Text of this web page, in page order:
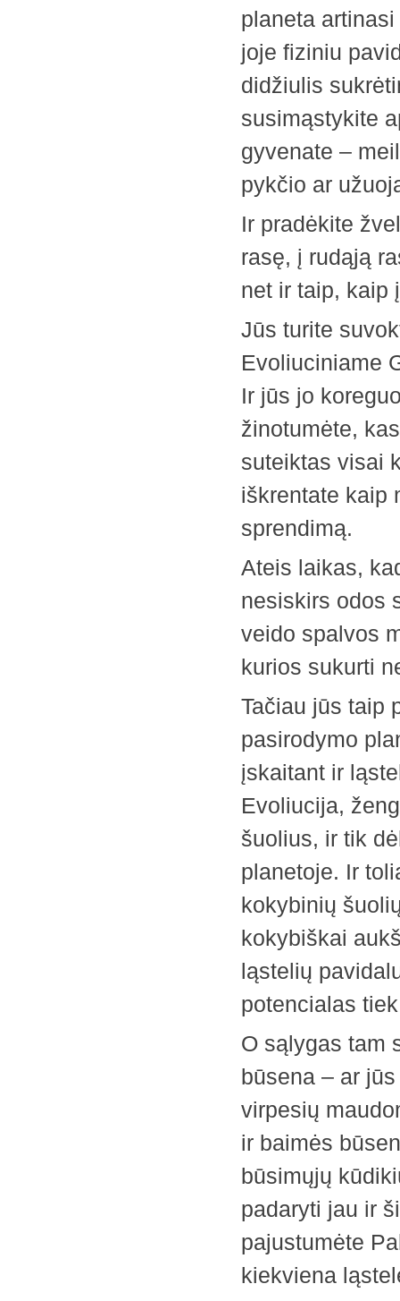
planeta
joje fiziniu
didžiulis
susimąstykite
gyvenate –
pykčio ar
Ir pradėkite
rasę, į rudąją
net ir taip, kaip
Jūs turite
Evoliuciniame
Ir jūs jo
žinotumėte,
suteiktas visai
iškrentate kaip
sprendimą.
Ateis laikas,
nesiskirs odos
veido spalvos
kurios sukurti
Tačiau jūs taip
pasirodymo
įskaitant ir
Evoliucija,
šuolius, ir tik
planetoje. Ir
kokybinių
kokybiškai
ląstelių
potencialas
O sąlygas tam
būsena – ar
virpesių
ir baimės
būsimųjų
padaryti jau ir
pajustumėte
kiekviena